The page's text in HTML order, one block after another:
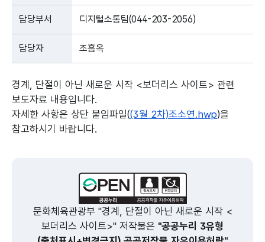
담당부서 디지털소통팀(044-203-2056)
담당자 조흠옥
경계, 단절이 아닌 새로운 시작 <보더리스 사이트> 관련
보도자료 내용입니다.
자세한 사항은 상단 붙임파일((3월 2차)조소연.hwp)을
참고하시기 바랍니다.
문화체육관광부 "경계, 단절이 아닌 새로운 시작 <
보더리스 사이트>" 저작물은 "공공누리 3유형